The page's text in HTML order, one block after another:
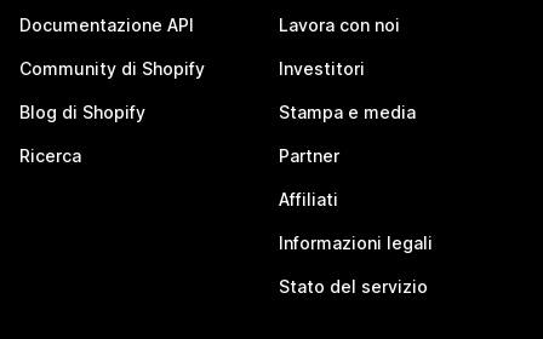
Documentazione API
Community di Shopify
Blog di Shopify
Ricerca
Lavora con noi
Investitori
Stampa e media
Partner
Affiliati
Informazioni legali
Stato del servizio